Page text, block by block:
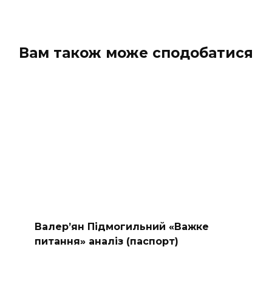
Вам також може сподобатися
Валер’ян Підмогильний «Важке
питання» аналіз (паспорт)